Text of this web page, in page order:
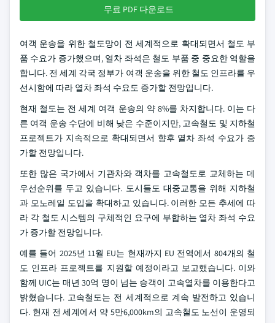
무료 PDF 다운로드
여객 운송을 위한 철도망이 전 세계적으로 확대되면서 철도 부
품 수요가 증가했으며, 열차 좌석은 철도 부품 중 중요한 역할을
합니다. 전 세계 각국 정부가 여객 운송을 위한 철도 인프라를 우
선시함에 따라 열차 좌석 수요도 증가할 전망입니다.
현재 철도는 전 세계 여객 운송의 약 8%를 차지합니다. 이는 다
른 여객 운송 수단에 비해 낮은 수준이지만, 고속철도 및 지하철
프로젝트가 지속적으로 확대되면서 향후 열차 좌석 수요가 증
가할 전망입니다.
또한 많은 국가에서 기관차와 객차를 고속철도로 교체하는 데
우선순위를 두고 있습니다. 도시들도 대중교통을 위해 지하철
과 모노레일 도입을 확대하고 있습니다. 이러한 모든 추세에 따
라 각 철도 시스템의 구체적인 요구에 부합하는 열차 좌석 수요
가 증가할 전망입니다.
예를 들어 2025년 11월 EU는 현재까지 EU 전역에서 804개의 철
도 인프라 프로젝트를 지원할 예정이라고 보고했습니다. 이와
함께 UIC는 매년 30억 명이 넘는 승객이 고속열차를 이용한다고
밝혔습니다. 고속철도는 전 세계적으로 계속 발전하고 있습니
다. 현재 전 세계에서 약 5만6,000km의 고속철도 노선이 운영되